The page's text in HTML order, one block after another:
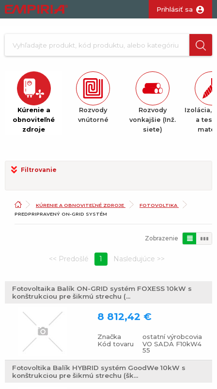
Prihlásiť sa
Kúrenie a
obnoviteľné
zdroje
Rozvody
vnútorné
Rozvody
vonkajšie (Inž.
siete)
Izolácia,
a
Filtrovanie
KÚRENIE A OBNOVITEĽNÉ ZDROJE
FOTOVOLTIKA
PREDPRIPRAVENÝ ON-GRID SYSTÉM
Zobrazenie
1
Fotovoltaika Balík ON-GRID systém FOXESS 10kW s
konštrukciou pre šikmú strechu (...
Značka
ostatní výrobcovia
Kód tovaru
VO SADA F10kW4
55
8 812,42 €
Fotovoltika Balík HYBRID systém GoodWe 10kW s
konštrukciou pre šikmú strechu (šk...